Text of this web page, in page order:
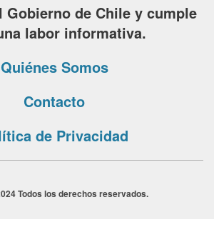
Gobierno de Chile y cumple
labor informativa.
Quiénes Somos
Contacto
de Privacidad
Todos los derechos reservados.